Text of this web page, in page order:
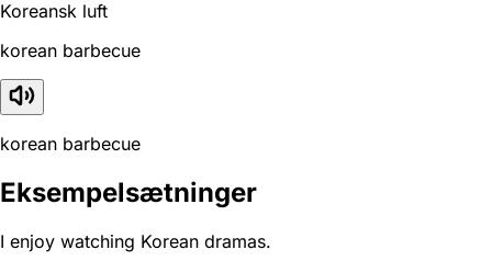
Koreansk luft
korean barbecue
korean barbecue
Eksempelsætninger
I enjoy watching Korean dramas.